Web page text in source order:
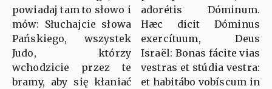
powiadaj tam to słowo i
mów: Słuchajcie słowa
Pańskiego, wszystek
Judo, którzy
wchodzicie przez te
bramy, aby się kłaniać
adorétis Dóminum.
Hæc dicit Dóminus
exercítuum, Deus
Israël: Bonas fácite vias
vestras et stúdia vestra:
et habitábo vobíscum in